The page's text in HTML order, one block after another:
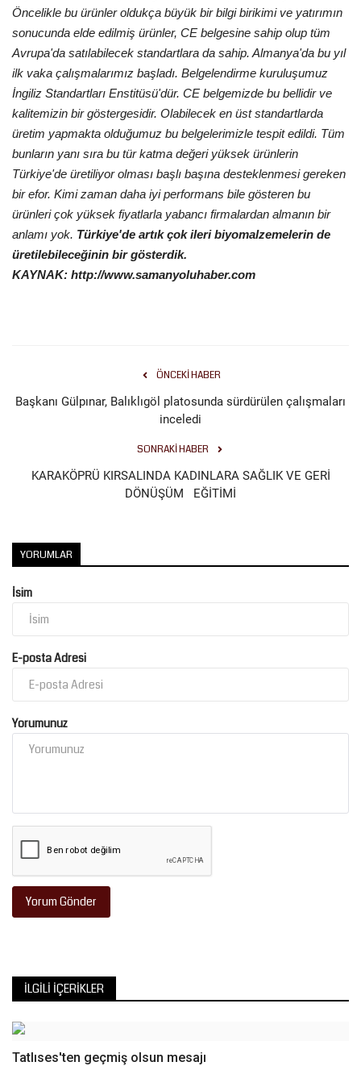
Öncelikle bu ürünler oldukça büyük bir bilgi birikimi ve yatırımın
sonucunda elde edilmiş ürünler, CE belgesine sahip olup tüm
Avrupa'da satılabilecek standartlara da sahip. Almanya'da bu yıl
ilk vaka çalışmalarımız başladı. Belgelendirme kuruluşumuz
İngiliz Standartları Enstitüsü'dür. CE belgemizde bu bellidir ve
kalitemizin bir göstergesidir. Olabilecek en üst standartlarda
üretim yapmakta olduğumuz bu belgelerimizle tespit edildi. Tüm
bunların yanı sıra bu tür katma değeri yüksek ürünlerin
Türkiye'de üretiliyor olması başlı başına desteklenmesi gereken
bir efor. Kimi zaman daha iyi performans bile gösteren bu
ürünleri çok yüksek fiyatlarla yabancı firmalardan almanın bir
anlamı yok. Türkiye'de artık çok ileri biyomalzemelerin de
üretilebileceğinin bir gösterdik.
KAYNAK: http://www.samanyoluhaber.com
ÖNCEKI HABER
Başkanı Gülpınar, Balıklıgöl platosunda sürdürülen çalışmaları
inceledi
SONRAKI HABER
KARAKÖPRÜ KIRSALINDA KADINLARA SAĞLIK VE GERİ
DÖNÜŞÜM EĞİTİMİ
YORUMLAR
İsim
E-posta Adresi
Yorumunuz
Yorum Gönder
İLGILI İÇERIKLER
Tatlıses'ten geçmiş olsun mesajı